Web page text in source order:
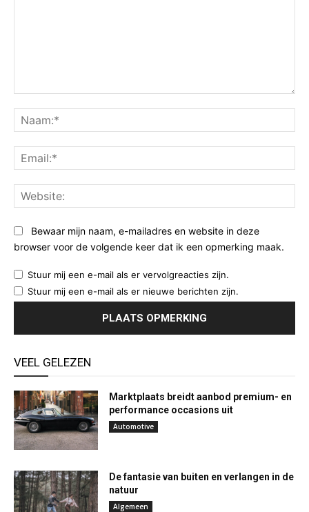
Bewaar mijn naam, e-mailadres en website in deze
browser voor de volgende keer dat ik een opmerking maak.
Stuur mij een e-mail als er vervolgreacties zijn.
Stuur mij een e-mail als er nieuwe berichten zijn.
VEEL GELEZEN
Marktplaats breidt aanbod premium- en
performance occasions uit
Automotive
De fantasie van buiten en verlangen in de
natuur
Algemeen